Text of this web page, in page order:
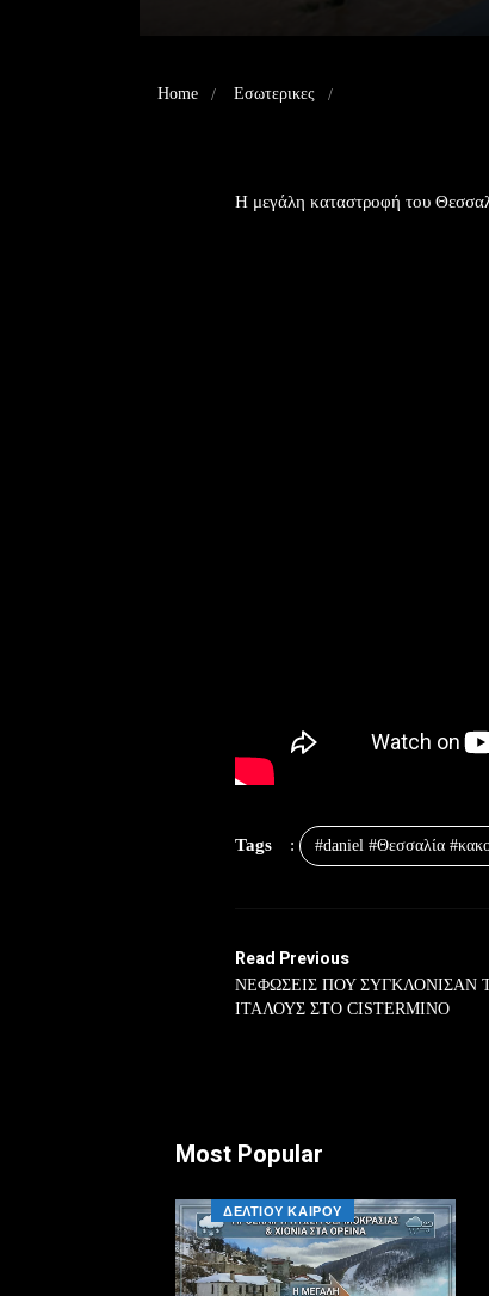
Home Εσωτερικες
Η μεγάλη καταστροφή του
Tags : #daniel #Θεσσαλία
Read Previous
ΝΕΦΩΣΕΙΣ ΠΟΥ ΣΥΓΚΛΟΝΙΣΑΝ
ΙΤΑΛΟΥΣ ΣΤΟ CISTERMINO
Most Popular
ΔΕΛΤΙΟΥ ΚΑΙΡΟΥ